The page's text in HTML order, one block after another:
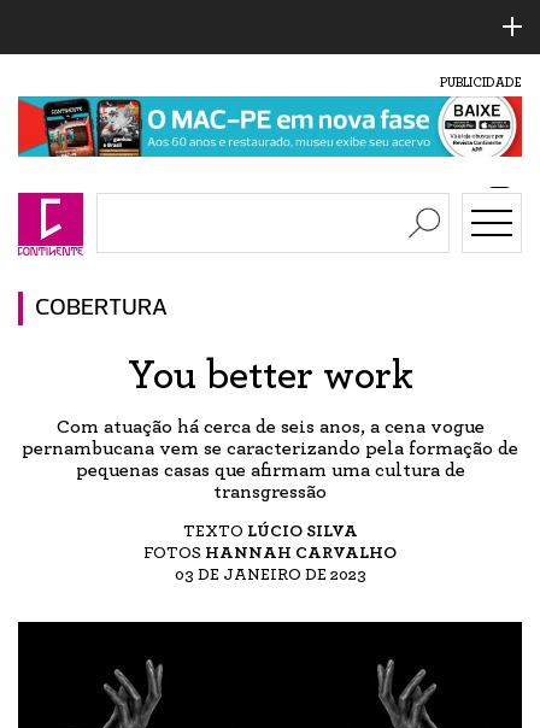
PUBLICIDADE
COBERTURA
You better work
Com atuação há cerca de seis anos, a cena vogue
pernambucana vem se caracterizando pela formação de
pequenas casas que afirmam uma cultura de
transgressão
TEXTO LÚCIO SILVA
FOTOS HANNAH CARVALHO
03 DE JANEIRO DE 2023